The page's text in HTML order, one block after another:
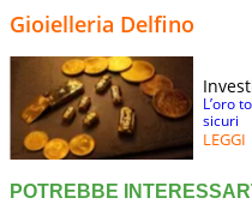
Gioielleria Delfino
L’oro
sicuri
LEGGI